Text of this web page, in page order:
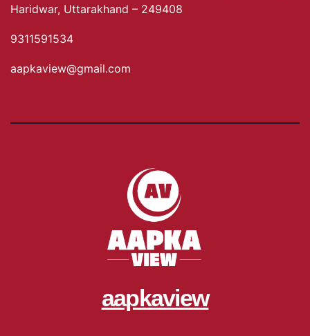
Haridwar, Uttarakhand – 249408
9311591534
aapkaview@gmail.com
aapkaview